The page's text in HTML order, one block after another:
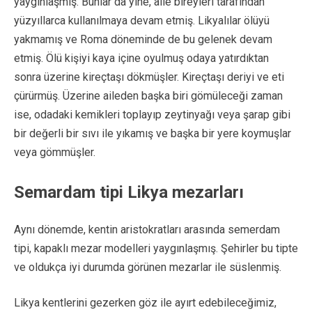
yüzyıllarca kullanılmaya devam etmiş. Likyalılar ölüyü
yakmamış ve Roma döneminde de bu gelenek devam
etmiş. Ölü kişiyi kaya içine oyulmuş odaya yatırdıktan
sonra üzerine kireçtaşı dökmüşler. Kireçtaşı deriyi ve eti
çürürmüş. Üzerine aileden başka biri gömüleceği zaman
ise, odadaki kemikleri toplayıp zeytinyağı veya şarap gibi
bir değerli bir sıvı ile yıkamış ve başka bir yere koymuşlar
veya gömmüşler.
Semardam tipi Likya mezarları
Aynı dönemde, kentin aristokratları arasında semerdam
tipi, kapaklı mezar modelleri yaygınlaşmış. Şehirler bu tipte
ve oldukça iyi durumda görünen mezarlar ile süslenmiş.
Likya kentlerini gezerken göz ile ayırt edebileceğimiz,